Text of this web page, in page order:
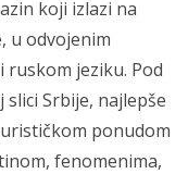
koji izlazi na
u odvojenim
ruskom jeziku. Pod
Srbije, najlepše
ponudom
fenomenima,